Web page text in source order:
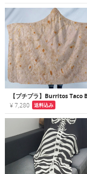
¥ 7,280 送料込み